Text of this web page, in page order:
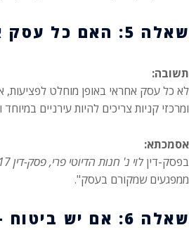
שאלה 5: האם כל עסק אחראי לפציעות שנגרמות בתוך העסק?
תשובה:
לא כל עסק אחראי באופן מוחלט לפציעות,
ומרכזי קניות צריכים להיות עירניים
אסמכתא:
בפסק-דיןלוי נ' חנות הדיוטי פרי, פסק-דין 550/17
ממפגעים שמקורם בעסק".
שאלה 6: אם יש ביטוח – אז הכל בסדר, נכון?